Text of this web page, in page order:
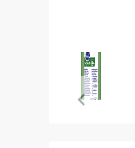
Item